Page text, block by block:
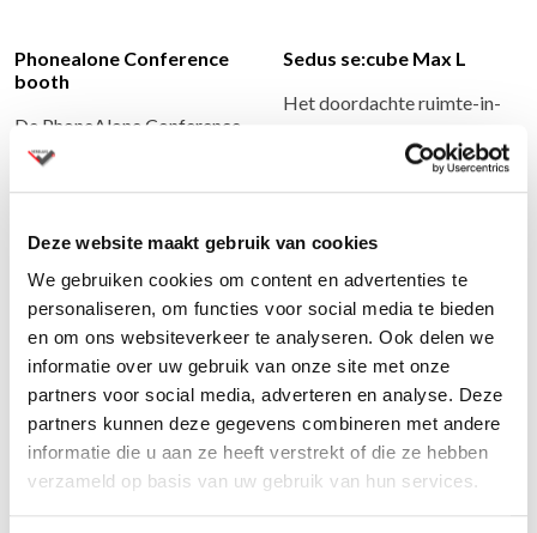
Deze website maakt gebruik van cookies
We gebruiken cookies om content en advertenties te
personaliseren, om functies voor social media te bieden
en om ons websiteverkeer te analyseren. Ook delen we
informatie over uw gebruik van onze site met onze
partners voor social media, adverteren en analyse. Deze
partners kunnen deze gegevens combineren met andere
informatie die u aan ze heeft verstrekt of die ze hebben
verzameld op basis van uw gebruik van hun services.
Phonealone Conference
booth
De PhoneAlone Conference
booth is een ruime,
Sedus se:cube Max L
Het doordachte ruimte-in-
breidt de se:cube-lijn uit en
biedt grote…